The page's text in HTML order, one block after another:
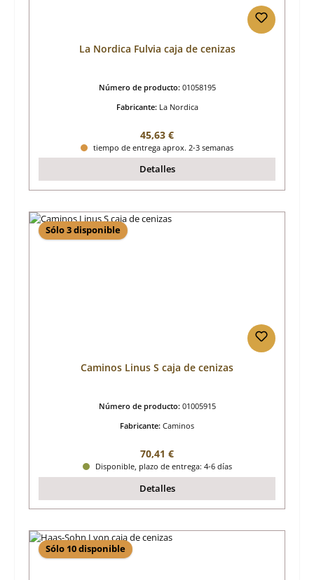
La Nordica Fulvia caja de cenizas
Número de producto: 01058195
Fabricante: La Nordica
Precio normal:
45,63 €
tiempo de entrega aprox. 2-3 semanas
Detalles
Sólo 3 disponible
Caminos Linus S caja de cenizas
Número de producto: 01005915
Fabricante: Caminos
Precio normal:
70,41 €
Disponible, plazo de entrega: 4-6 días
Detalles
Sólo 10 disponible